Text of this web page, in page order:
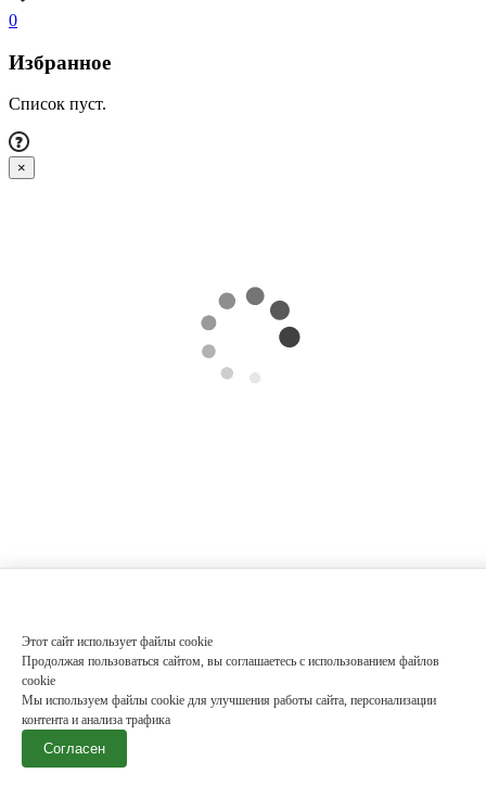
Этот сайт использует файлы cookie
Продолжая пользоваться сайтом, вы соглашаетесь с использованием файлов
cookie
Мы используем файлы cookie для улучшения работы сайта, персонализации
контента и анализа трафика
Согласен
0
Избранное
Список пуст.
×